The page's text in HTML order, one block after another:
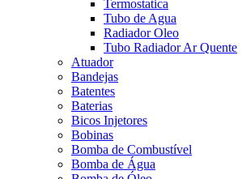
Termostatica
Tubo de Agua
Radiador Oleo
Tubo Radiador Ar Quente
Atuador
Bandejas
Batentes
Baterias
Bicos Injetores
Bobinas
Bomba de Combustível
Bomba de Água